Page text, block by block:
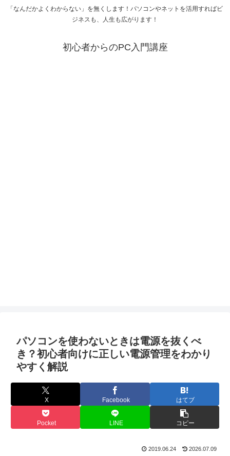
「なんだかよくわからない」を無くします！パソコンやネットを活用すればビ
ジネスも、人生も広がります！
初心者からのPC入門講座
パソコンを使わないときは電源を抜くべ
き？初心者向けに正しい電源管理をわかり
やすく解説
X Facebook はてブ
Pocket LINE コピー
2019.06.24 2026.07.09